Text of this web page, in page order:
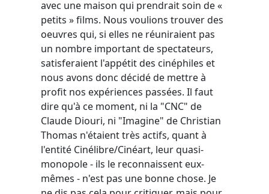
avec une maison qui prendrait soin de «
petits » films. Nous voulions trouver des
oeuvres qui, si elles ne réuniraient pas
un nombre important de spectateurs,
satisferaient l'appétit des cinéphiles et
nous avons donc décidé de mettre à
profit nos expériences passées. Il faut
dire qu'à ce moment, ni la "CNC" de
Claude Diouri, ni "Imagine" de Christian
Thomas n'étaient très actifs, quant à
l'entité Cinélibre/Cinéart, leur quasi-
monopole - ils le reconnaissent eux-
mêmes - n'est pas une bonne chose. Je